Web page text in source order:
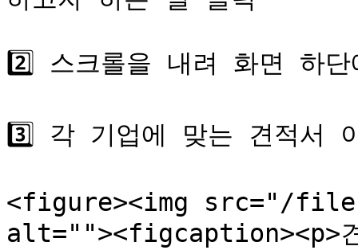
2️⃣ 스크롤을 내려 화면 하
3️⃣ 각 기업에 맞는 견적서
<figure><img src="/files/
alt=""><figcaption><p>